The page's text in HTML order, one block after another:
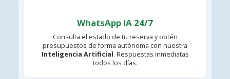
WhatsApp IA 24/7
Consulta el estado de tu reserva y obtén
presupuestos de forma autónoma con nuestra
Inteligencia Artificial. Respuestas inmediatas
todos los días.